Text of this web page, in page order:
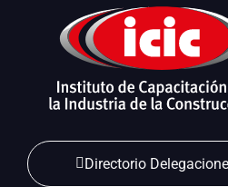
Directorio